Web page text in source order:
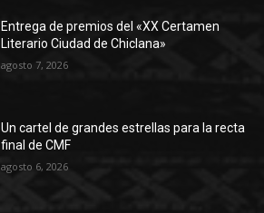
Entrega de premios del «XX Certamen
Literario Ciudad de Chiclana»
agosto 7, 2026
Un cartel de grandes estrellas para la recta
final de CMF
agosto 6, 2026